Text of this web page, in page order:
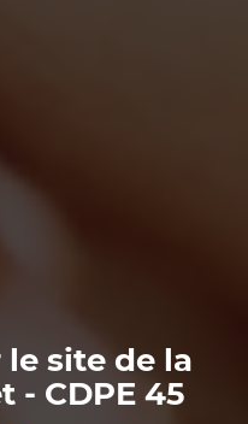
site de la
- CDPE 45